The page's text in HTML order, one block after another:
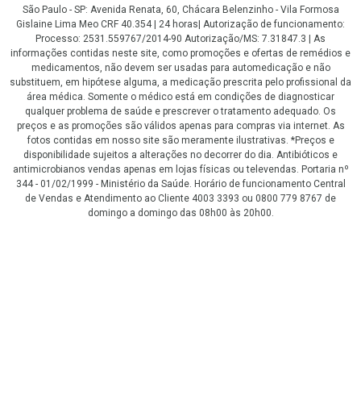
São Paulo - SP: Avenida Renata, 60, Chácara Belenzinho - Vila Formosa
Gislaine Lima Meo CRF 40.354 | 24 horas| Autorização de funcionamento:
Processo: 2531.559767/2014-90 Autorização/MS: 7.31847.3 | As
informações contidas neste site, como promoções e ofertas de remédios e
medicamentos, não devem ser usadas para automedicação e não
substituem, em hipótese alguma, a medicação prescrita pelo profissional da
área médica. Somente o médico está em condições de diagnosticar
qualquer problema de saúde e prescrever o tratamento adequado. Os
preços e as promoções são válidos apenas para compras via internet. As
fotos contidas em nosso site são meramente ilustrativas. *Preços e
disponibilidade sujeitos a alterações no decorrer do dia. Antibióticos e
antimicrobianos vendas apenas em lojas físicas ou televendas. Portaria nº
344 - 01/02/1999 - Ministério da Saúde. Horário de funcionamento Central
de Vendas e Atendimento ao Cliente 4003 3393 ou 0800 779 8767 de
domingo a domingo das 08h00 às 20h00.